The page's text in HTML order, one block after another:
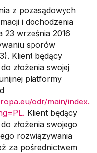
z pozasądowych
i dochodzenia
23 września 2016
sporów
Klient będący
złożenia swojej
platformy
odr/main/index.
Klient będący
złożenia swojego
rozwiązywania
za pośrednictwem